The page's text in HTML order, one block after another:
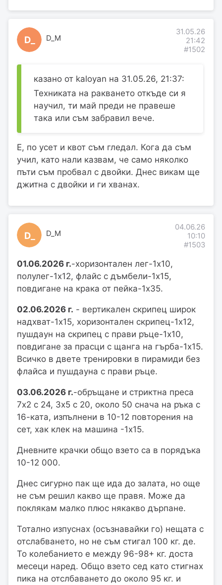
D_ D_M
31.05.26
21:42
#1502
казано от kaloyan на 31.05.26, 21:37:
Техниката на ракването откъде си я
научил, ти май преди не правеше
така или съм забравил вече.
Е, по усет и квот съм гледал. Кога да съм
учил, като нали казвам, че само няколко
пъти съм пробвал с двойки. Днес викам ще
джитна с двойки и ги хванах.
D_ D_M
04.06.26
10:10
#1503
01.06.2026 г.-хоризонтален лег-1х10,
полулег-1х12, флайс с дъмбели-1х15,
повдигане на крака от пейка-1х35.
02.06.2026 г. - вертикален скрипец широк
надхват-1х15, хоризонтален скрипец-1х12,
пушдаун на скрипец с прави ръце-1х10,
повдигане за прасци с щанга на гърба-1х15.
Всичко в двете тренировки в пирамиди без
флайса и пушдауна с прави ръце.
03.06.2026 г.-обръщане и стриктна преса
7х2 с 24, 3х5 с 20, около 50 снача на ръка с
16-ката, изпълнени в 10-12 повторения на
сет, хак клек на машина -1х15.
Дневните крачки общо взето са в порядъка
10-12 000.
Днес сигурно пак ще ида до залата, но още
не съм решил какво ще правя. Може да
поклякам малко плюс някакво дърпане.
Тотално изпуснах (осъзнавайки го) нещата с
отслабването, но не съм стигал 100 кг. де.
То колебанието е между 96-98+ кг. доста
месеци наред. Общо взето сед като стигнах
пика на отслбаването до около 95 кг. и